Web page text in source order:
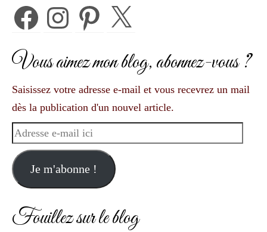
FacebookInstagramPinterest X
Vous aimez mon blog, abonnez-vous ?
Saisissez votre adresse e-mail et vous recevrez un mail
dès la publication d'un nouvel article.
Adresse
mail
ici
Je m'abonne !
Fouillez sur le blog